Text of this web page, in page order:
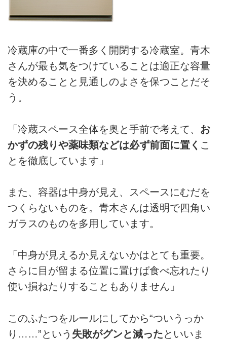
冷蔵庫の中で一番多く開閉する冷蔵室。青木
さんが最も気をつけていることは適正な容量
を決めることと見通しのよさを保つことだそ
う。
「冷蔵スペース全体を奥と手前で考えて、 お
かずの残りや薬味類などは必ず前面に置く こ
とを徹底しています」
また、容器は中身が見え、スペースにむだを
つくらないものを。青木さんは透明で四角い
ガラスのものを多用しています。
「中身が見えるか見えないかはとても重要。
さらに目が留まる位置に置けば食べ忘れたり
使い損ねたりすることもありません」
このふたつをルールにしてから“ついうっか
り……”という 失敗がグンと減ったといいま